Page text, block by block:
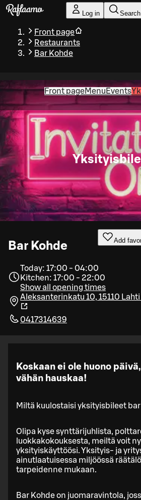
Skip to main content
Log in Search
Front page
Restaurants
Bar Kohde
Front pageMenu Events
Bar Kohde Add
Today: 17:00 - 04:00
Kitchen: 17:00 - 22:00
Show all opening times
Aleksanterinkatu 10, 15110 Lahti
0417314639
Koskaan ei ole huono
vähän hauskaa!
Miltä kuulostaisi yksityisbileet
Olipa kyse synttärijuhlista,
luokkakokouksesta, meiltä voit
yksityiskäyttöösi. Yksityis- ja
ainutlaatuisessa miljöössä
tarpeidenne mukaan.
Bar Kohde on juomaravintola,